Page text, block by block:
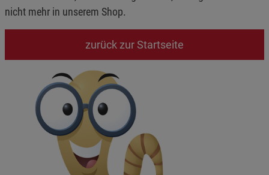
nicht mehr in unserem Shop.
zurück zur Startseite